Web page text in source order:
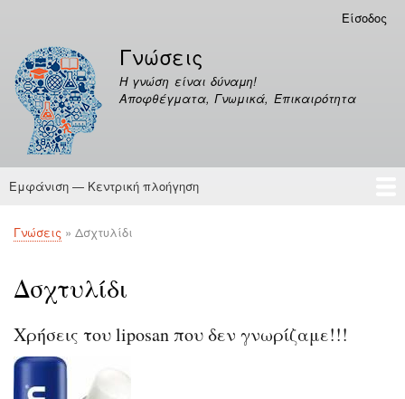
περιεχόμενο
λογαριασμού
χρήστη
Είσοδος
Γνώσεις
Η γνώση είναι δύναμη!
Αποφθέγματα, Γνωμικά, Επικαιρότητα
Κεντρική
Εμφάνιση — Κεντρική πλοήγηση
Γνώσεις
Αποφθέγματα
Breadcrumb
Γνώσεις Δσχτυλίδι
Δσχτυλίδι
Χρήσεις του liposan που δεν γνωρίζαμε!!!